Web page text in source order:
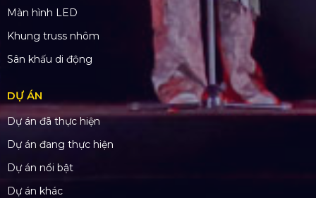
Màn hình LED
Khung truss nhôm
Sân khấu di động
DỰ ÁN
Dự án đã thực hiện
Dự án đang thực hiện
Dự án nổi bật
Dự án khác